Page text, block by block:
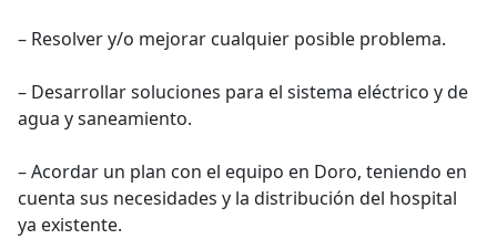
– Resolver y/o mejorar cualquier posible problema.
– Desarrollar soluciones para el sistema eléctrico y de
agua y saneamiento.
– Acordar un plan con el equipo en Doro, teniendo en
cuenta sus necesidades y la distribución del hospital
ya existente.